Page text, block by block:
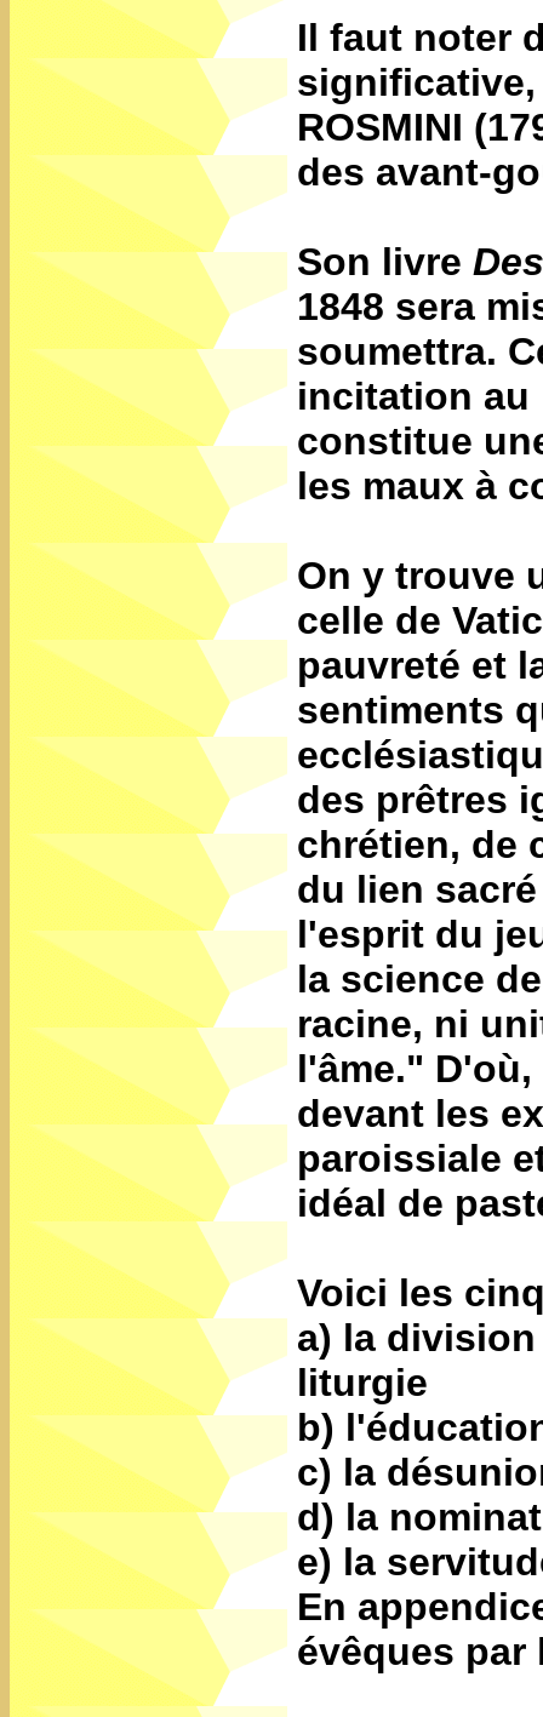
Il faut noter
ROSMINI
des avant-
Son livre
1848 sera
soumettra.
incitation au
constitue
les maux à
On y trouve
celle de
pauvreté et
sentiments
des prêtres
chrétien, de
du lien
l'esprit du
la science
racine, ni
l'âme."
devant les
paroissiale
idéal de
Voici les
a) la
liturgie
b)
c) la
d) la
e) la
En
évêques par